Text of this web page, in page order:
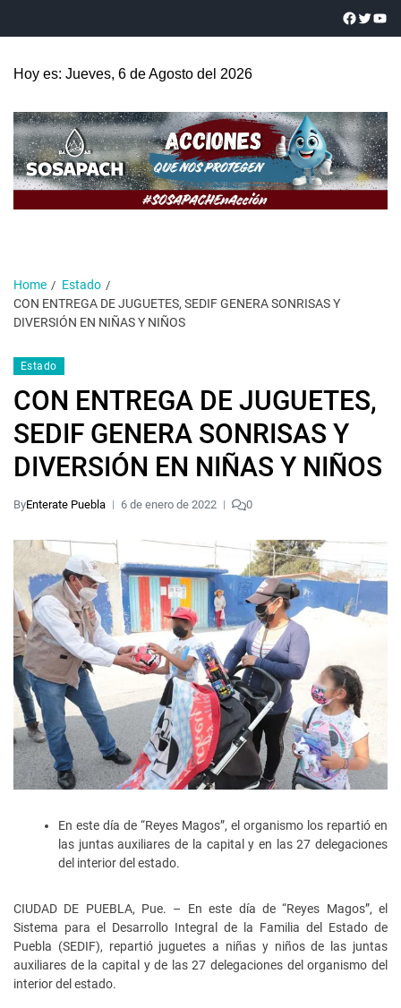
Hoy es: Jueves, 6 de Agosto del 2026
Home
Estado
CON ENTREGA DE JUGUETES, SEDIF GENERA SONRISAS Y
DIVERSIÓN EN NIÑAS Y NIÑOS
Estado
CON ENTREGA DE JUGUETES,
SEDIF GENERA SONRISAS Y
DIVERSIÓN EN NIÑAS Y NIÑOS
ByEnterate Puebla 6 de enero de 2022 0
En este día de “Reyes Magos”, el organismo los repartió en
las juntas auxiliares de la capital y en las 27 delegaciones
del interior del estado.
CIUDAD DE PUEBLA, Pue. – En este día de “Reyes Magos”, el
Sistema para el Desarrollo Integral de la Familia del Estado de
Puebla (SEDIF), repartió juguetes a niñas y niños de las juntas
auxiliares de la capital y de las 27 delegaciones del organismo del
interior del estado.